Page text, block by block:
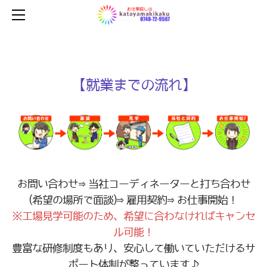
【就業までの流れ】
お問い合わせ⇒当社コーディネーターと打ち合わせ
(希望の場所で面談)⇒雇用契約⇒お仕事開始！
※工場見学可能のため、希望に合わなければキャンセ
ル可能！
豊富な研修制度もあり、安心して働いていただけるサ
ポート体制が整っています♪
【HOME】
【K-OFFICE代行】